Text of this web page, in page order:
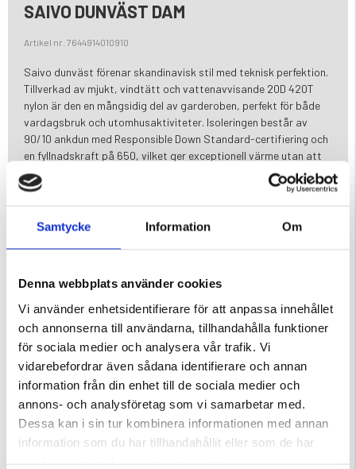
Samtycke Information Om
Denna webbplats använder cookies
Vi använder enhetsidentifierare för att anpassa innehållet
och annonserna till användarna, tillhandahålla funktioner
för sociala medier och analysera vår trafik. Vi
vidarebefordrar även sådana identifierare och annan
information från din enhet till de sociala medier och
annons- och analysföretag som vi samarbetar med.
Dessa kan i sin tur kombinera informationen med annan
information som du har tillhandahållit eller som de har
SAIVO DUNVÄST DAM
Artikel nr. 7644914010910
Saivo dunväst förenar skandinavisk stil med teknisk perfektion.
Tillverkad av mjukt, vindtätt och vattenavvisande 20D 420T
nylon är den en mångsidig del av garderoben, perfekt för både
vardagsbruk och utomhusaktiviteter. Isoleringen består av
90/10 ankdun med Responsible Down Standard-certifiering och
en fyllnadskraft på 650, vilket ger exceptionell värme utan att
kännas otymplig. Västen har elastisk kantning runt ärmhålen för
en åtsittande och bekväm passform. Perfekt för lager-på-
bibehåller full rörelsefrihet – ett utmärkt val för
och funktionell klassiker.
Varumärke
DU KANSKE OCKSÅ ÄR INTRESSERAD AV